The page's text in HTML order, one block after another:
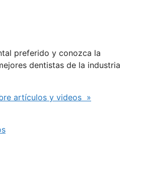
preferido y conozca la
dentistas de la industria
artículos y videos »